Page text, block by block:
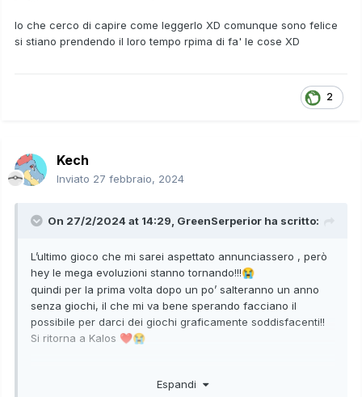
Io che cerco di capire come leggerlo XD comunque sono felice
si stiano prendendo il loro tempo rpima di fa' le cose XD
2
Kech
Inviato 27 febbraio, 2024
On 27/2/2024 at 14:29, GreenSerperior ha scritto:
L’ultimo gioco che mi sarei aspettato annunciassero , però
hey le mega evoluzioni stanno tornando!!!😭
quindi per la prima volta dopo un po’ salteranno un anno
senza giochi, il che mi va bene sperando facciano il
possibile per darci dei giochi graficamente soddisfacenti!!
Si ritorna a Kalos ❤️😭
che volevamo i remake di quinta gen
Espandi